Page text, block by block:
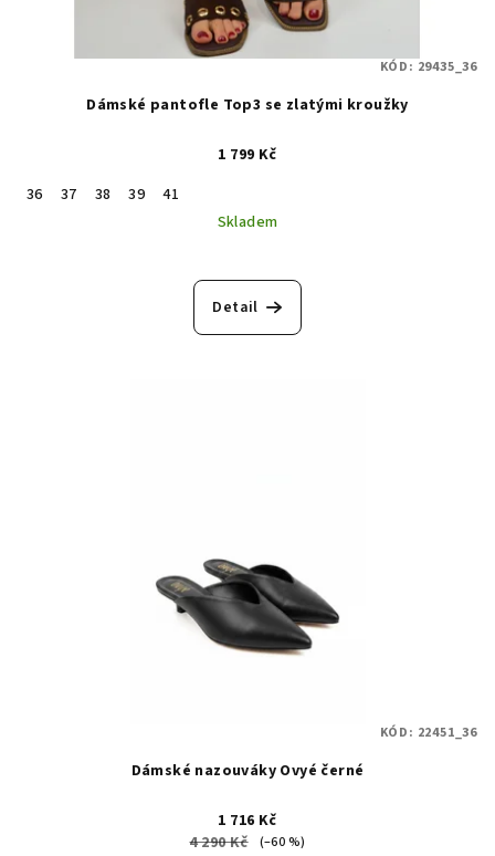
Dámské pantofle Top3 se zlatými kroužky
1 799 Kč
36
37 38 39
41
Skladem
Detail
KÓD: 29435_36
Dámské nazouváky Ovyé černé
1 716 Kč
4 290 Kč
(–60 %)
KÓD: 22451_36